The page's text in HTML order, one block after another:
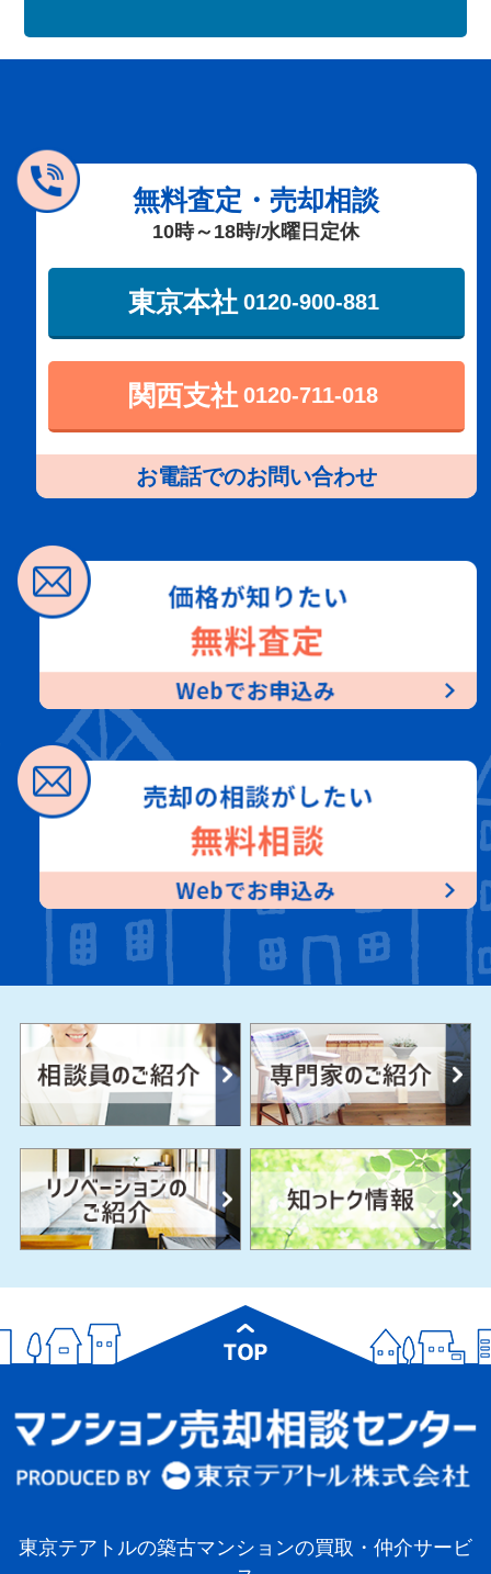
無料査定・売却相談
10時～18時/水曜日定休
東京本社 0120-900-881
関西支社 0120-711-018
お電話でのお問い合わせ
東京テアトルの築古マンションの買取・仲介サービ